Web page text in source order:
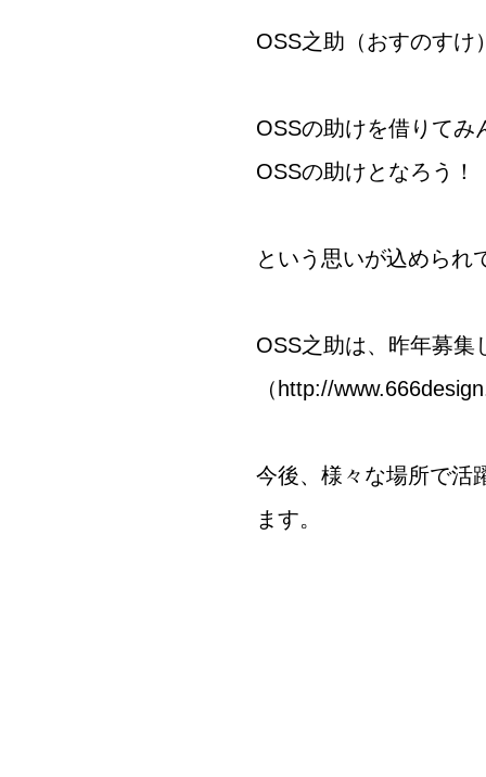
OSS之助（おすのすけ
OSSの助けを借りてみ
OSSの助けとなろう！
という思いが込められ
OSS之助は、 昨年募集
（ http://
今後、様々な場所で活
ます。